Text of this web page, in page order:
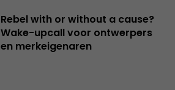
Rebel with or without a cause?
Wake-upcall voor ontwerpers
en merkeigenaren